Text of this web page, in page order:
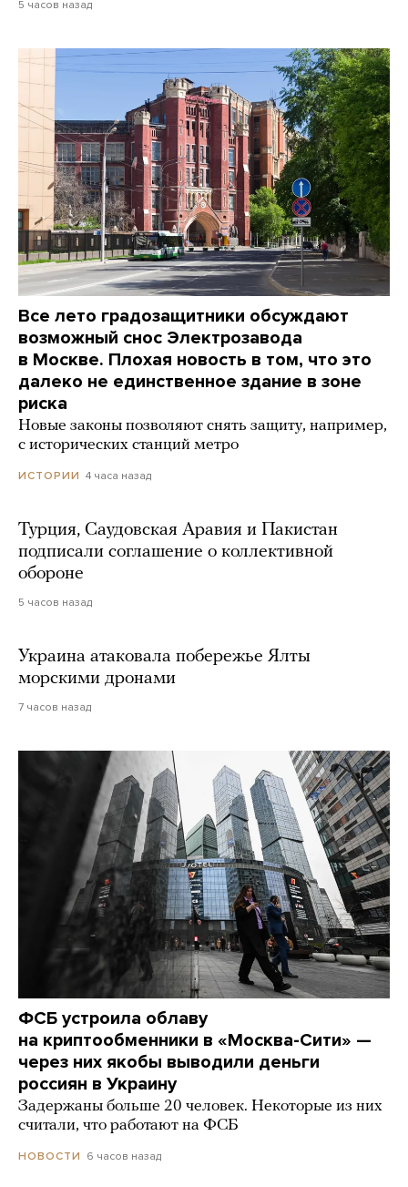
5 часов назад
Все лето градозащитники обсуждают
возможный снос Электрозавода
в Москве. Плохая новость в том, что это
далеко не единственное здание в зоне
риска
Новые законы позволяют снять защиту, например,
с исторических станций метро
ИСТОРИИ 4 часа назад
Турция, Саудовская Аравия и Пакистан
подписали соглашение о коллективной
обороне
5 часов назад
Украина атаковала побережье Ялты
морскими дронами
7 часов назад
ФСБ устроила облаву
на криптообменники в «Москва-Сити» —
через них якобы выводили деньги
россиян в Украину
Задержаны больше 20 человек. Некоторые из них
считали, что работают на ФСБ
НОВОСТИ 6 часов назад